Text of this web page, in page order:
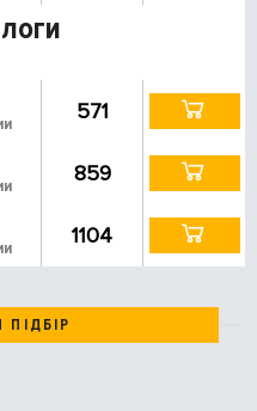
571
859
1104